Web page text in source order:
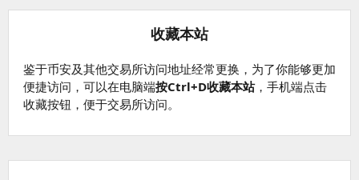
收藏本站
鉴于币安及其他交易所访问地址经常更换，为了你能够更加
便捷访问，可以在电脑端按Ctrl+D收藏本站，手机端点击
收藏按钮，便于交易所访问。